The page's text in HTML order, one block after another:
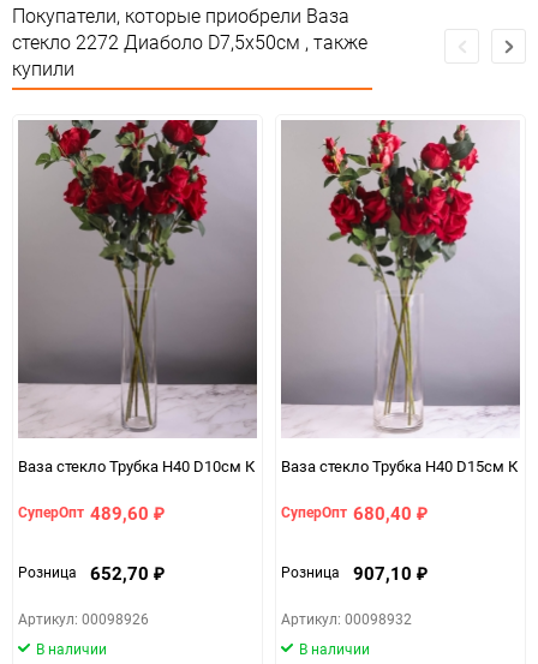
Особые условия Особых условий не требует
Минимальное количество
Единица измерения шт
Покупатели, которые приобрели Ваза
стекло 2272 Диаболо D7,5x50см , также
купили
Ваза стекло Трубка H40 D10см К
СуперОпт 489,60 ₽
Розница 652,70 ₽
Артикул: 00098926
В наличии
Ваза стекло Трубка H40 D15см К
СуперОпт 680,40 ₽
Розница 907,10 ₽
Артикул: 00098932
В наличии